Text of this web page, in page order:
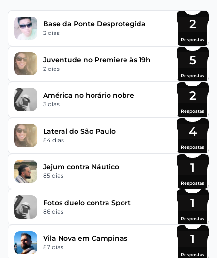
Base da Ponte Desprotegida
2 dias
2
Respostas
Juventude no Premiere às 19h
2 dias
5
Respostas
América no horário nobre
3 dias
2
Respostas
Lateral do São Paulo
84 dias
4
Respostas
Jejum contra Náutico
85 dias
1
Respostas
Fotos duelo contra Sport
86 dias
1
Respostas
Vila Nova em Campinas
87 dias
1
Respostas